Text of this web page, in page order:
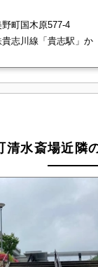
有田郡有田川町
民であれば火葬
るため、自宅に
じ場所で済ま
は火葬場と式場
で済ませたい方
葬まで、葬儀の
内の移動で済む
町国木原577-4
志川線「貴志駅」か
清水斎場近隣